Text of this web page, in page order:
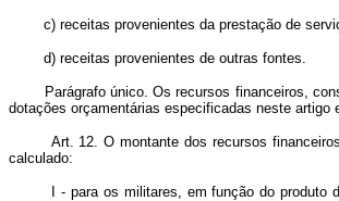
c) receitas provenientes da prestação de
d) receitas provenientes de outras fontes.
Parágrafo único. Os recursos financeiros,
dotações orçamentárias especificadas neste artigo
Art. 12. O montante dos recursos
calculado:
I - para os militares, em função do produto dos